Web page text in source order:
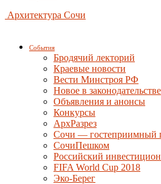
Архитектура Сочи
События
Бродячий лекторий
Краевые новости
Вести Минстроя РФ
Новое в законодательстве
Объявления и анонсы
Конкурсы
АрхРазрез
Сочи — гостеприимный
СочиПешком
Российский
FIFA World Cup 2018
Эко-Берег